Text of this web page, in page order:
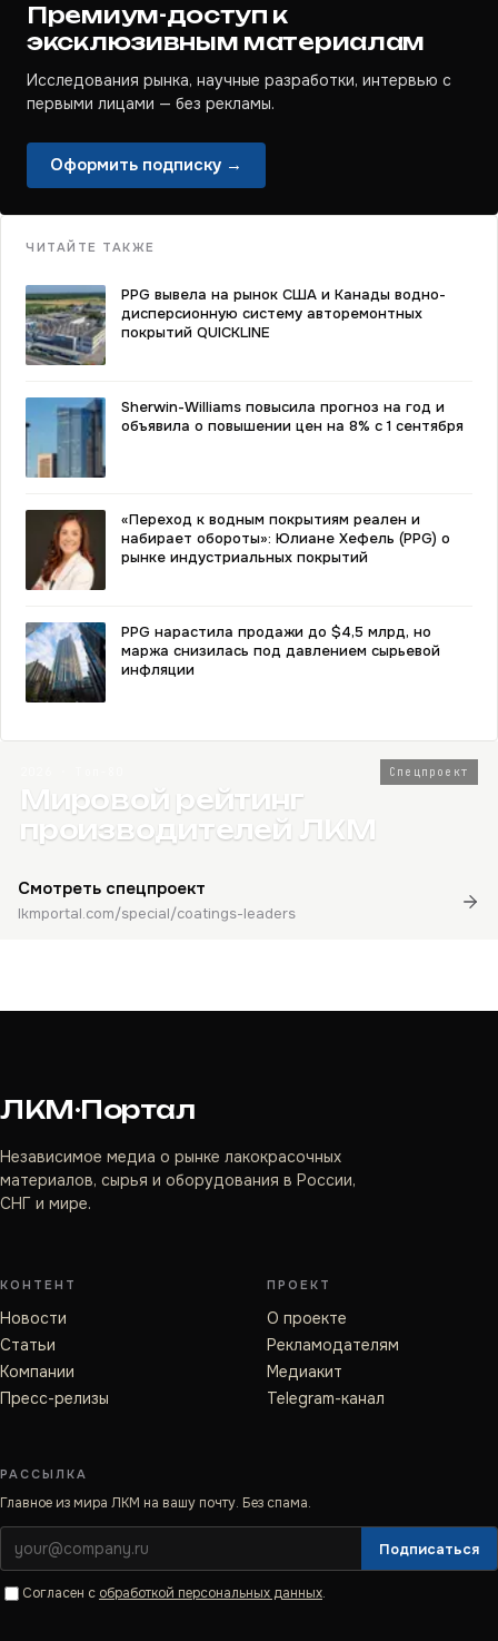
Премиум-доступ к
эксклюзивным материалам
Исследования рынка, научные разработки, интервью с
первыми лицами — без рекламы.
Оформить подписку →
ЧИТАЙТЕ ТАКЖЕ
PPG вывела на рынок США и Канады водно-
дисперсионную систему авторемонтных
покрытий QUICKLINE
Sherwin-Williams повысила прогноз на год и
объявила о повышении цен на 8% с 1 сентября
«Переход к водным покрытиям реален и
набирает обороты»: Юлиане Хефель (PPG) о
рынке индустриальных покрытий
PPG нарастила продажи до $4,5 млрд, но
маржа снизилась под давлением сырьевой
инфляции
Спецпроект
Мировой рейтинг
производителей ЛКМ
Смотреть спецпроект
lkmportal.com/special/coatings-leaders
ЛКМ·Портал
Независимое медиа о рынке лакокрасочных
материалов, сырья и оборудования в России,
СНГ и мире.
КОНТЕНТ
Новости
Статьи
Компании
Пресс-релизы
ПРОЕКТ
О проекте
Рекламодателям
Медиакит
Telegram-канал
РАССЫЛКА
Главное из мира ЛКМ на вашу почту. Без спама.
Подписаться
Согласен с обработкой персональных данных.